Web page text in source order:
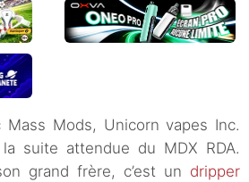
Mass Mods, Unicorn vapes Inc.
la suite attendue du MDX RDA.
grand frère, c’est un dripper